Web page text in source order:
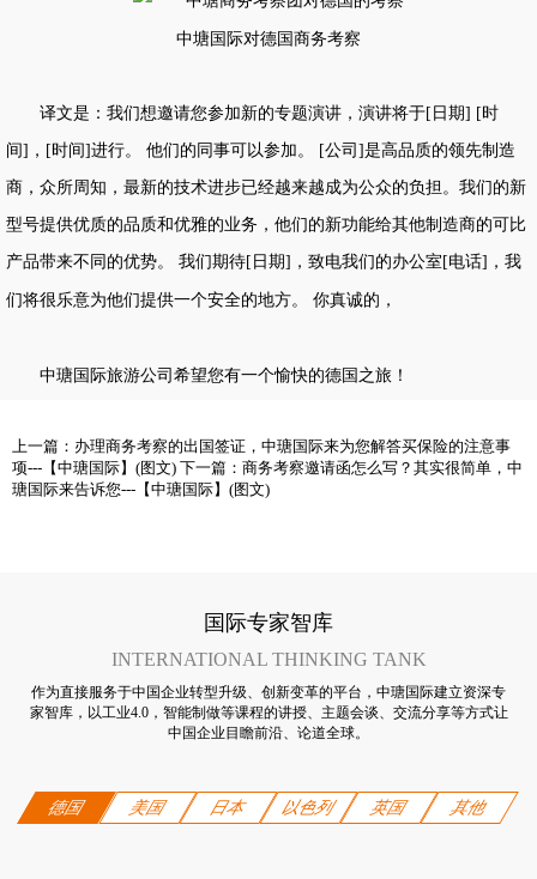
中塘国际对德国商务考察
译文是：我们想邀请您参加新的专题演讲，演讲将于[ 日期] [时
间] ， [时间]进行。 他们的同事可以参加。 [公司 ]是高品质的领先制造
商，众所周知，最新的技术进步已经越来越成为公众的负担。我们的新
型号提供优质的品质和优雅的业务，他们的新功能给其他制造商的可比
产品带来不同的优势。 我们期待[ 日期] ，致电我们的办公室 [电话] ，我
们将很乐意为他们提供一个安全的地方。 你真诚的，
中瑭国际旅游公司希望您有一个愉快的德国之旅！
上一篇： 办理商务考察的出国签证，中瑭国际来为您解答买保险的注意事
项---【中瑭国际】(图文) 下一篇： 商务考察邀请函怎么写？其实很简单，中
瑭国际来告诉您---【中瑭国际】(图文)
国际专家智库
INTERNATIONAL THINKING TANK
作为直接服务于中国企业转型升级、创新变革的平台，中瑭国际建立资深专
家智库，以工业4.0，智能制做等课程的讲授、主题会谈、交流分享等方式让
中国企业目瞻前沿、论道全球。
德国 美国 日本 以色列 英国 其他